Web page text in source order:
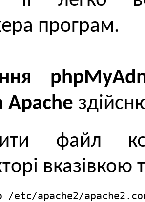
програм.
Apache
файл
вказівкою
/etc/apache2/